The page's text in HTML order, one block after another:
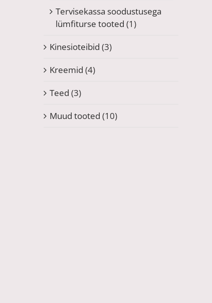
Tervisekassa soodustusega
lümfiturse tooted (1)
Kinesioteibid (3)
Kreemid (4)
Teed (3)
Muud tooted (10)